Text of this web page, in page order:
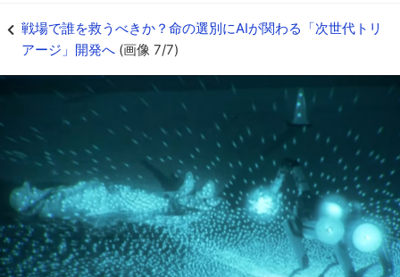
戦場で誰を救うべきか？命の選別にAIが関わる「次世代トリ
アージ」開発へ (画像 7/7)